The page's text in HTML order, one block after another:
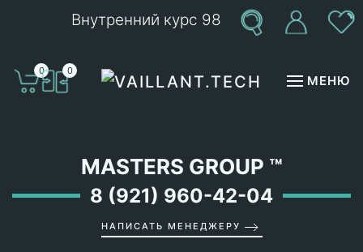
Внутренний курс 98
0 0
МЕНЮ
MASTERS GROUP ™
8 (921) 960-42-04
НАПИСАТЬ МЕНЕДЖЕРУ